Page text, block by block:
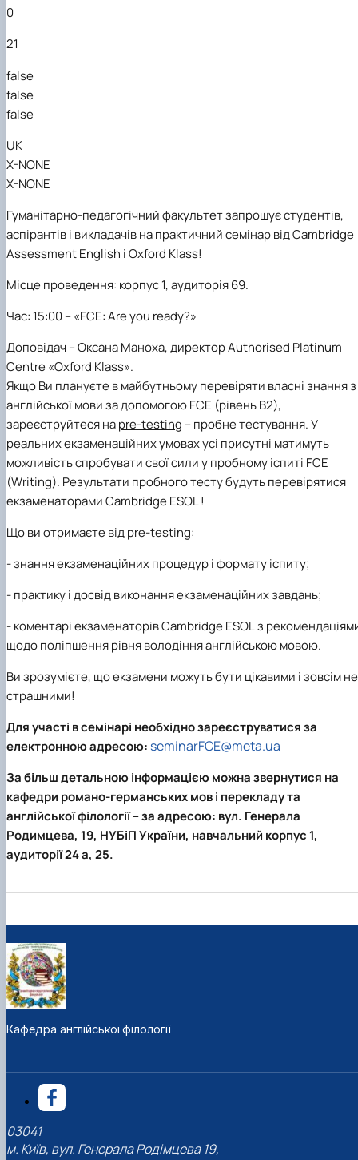
0
21
false
false
false
UK
X-NONE
X-NONE
Гуманітарно-педагогічний факультет запрошує студентів,
аспірантів і викладачів на практичний семінар відCambridge
AssessmentEnglish іOxford Klass!
Місце проведення: корпус 1, аудиторія 69.
Час: 15:00 –«FCE:Areyou ready?»
Доповідач– Оксана Маноха, директорAuthorised Platinum
Centre «Oxford Klass».
Якщо Ви плануєте в майбутньому перевіряти власні знання з
англійської мови за допомогоюFCE (рівень В2),
зареєструйтеся наpre-testing – пробне тестування. У
реальних екзаменаційних умовах усі присутні матимуть
можливість спробувати свої сили у пробному іспиті FCE
(Writing). Результати пробного тесту будуть перевірятися
екзаменаторамиCambridgeESOL!
Що ви отримаєте відpre-testing:
-знання екзаменаційних процедур і формату іспиту;
-практику і досвід виконання екзаменаційних завдань;
-коментарі екзаменаторівCambridgeESOLз
щодо поліпшення рівня володіння англійською мовою.
Ви зрозумієте, що екзамени можуть бути цікавими і зовсім не
страшними!
Для участі в семінарі необхідно зареєструватися за
електронною адресою: seminarFCE@meta.ua
За більш детальною інформацією можна звернутися на
кафедри романо-германських мов і перекладу та
англійської філології– за адресою: вул. Генерала
Родимцева, 19, НУБіП України, навчальний корпус 1,
аудиторії 24 а, 25.
Кафедра англійської філології
03041
м. Київ, вул. Генерала Родімцева 19,